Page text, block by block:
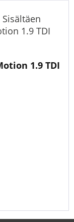
1.9 TDI
1.9 TDI